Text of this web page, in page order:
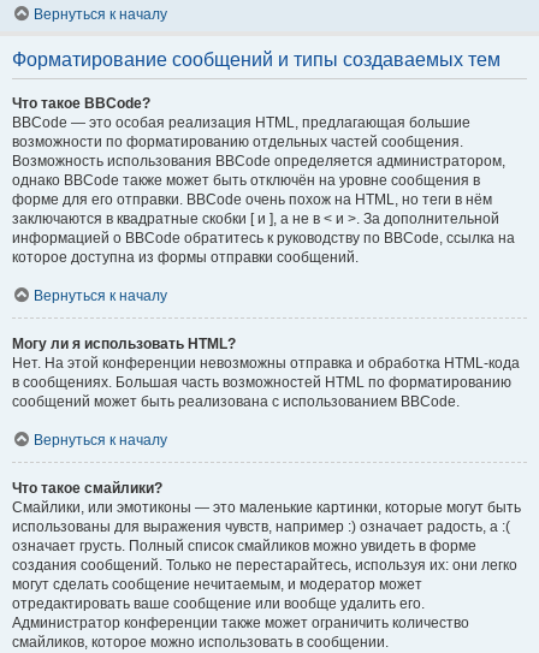
Вернуться к началу
Форматирование сообщений и типы создаваемых тем
Что такое BBCode?
BBCode — это особая реализация HTML, предлагающая большие
возможности по форматированию отдельных частей сообщения.
Возможность использования BBCode определяется администратором,
однако BBCode также может быть отключён на уровне сообщения в
форме для его отправки. BBCode очень похож на HTML, но теги в нём
заключаются в квадратные скобки [ и ], а не в < и >. За дополнительной
информацией о BBCode обратитесь к руководству по BBCode, ссылка на
которое доступна из формы отправки сообщений.
Вернуться к началу
Могу ли я использовать HTML?
Нет. На этой конференции невозможны отправка и обработка HTML-кода
в сообщениях. Большая часть возможностей HTML по форматированию
сообщений может быть реализована с использованием BBCode.
Вернуться к началу
Что такое смайлики?
Смайлики, или эмотиконы — это маленькие картинки, которые могут быть
использованы для выражения чувств, например :) означает радость, а :(
означает грусть. Полный список смайликов можно увидеть в форме
создания сообщений. Только не перестарайтесь, используя их: они легко
могут сделать сообщение нечитаемым, и модератор может
отредактировать ваше сообщение или вообще удалить его.
Администратор конференции также может ограничить количество
смайликов, которое можно использовать в сообщении.